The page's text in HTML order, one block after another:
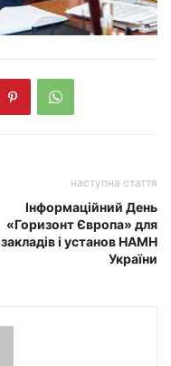
наступна стаття
Інформаційний День
«Горизонт Європа» для
закладів і установ НАМН
України